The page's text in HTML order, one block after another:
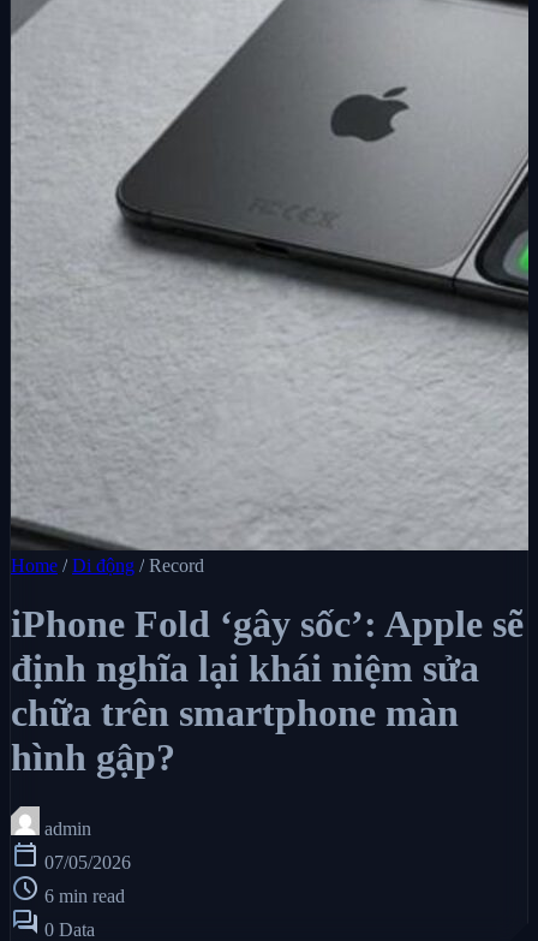
Home / Di động / Record
iPhone Fold ‘gây sốc’: Apple sẽ
định nghĩa lại khái niệm sửa
chữa trên smartphone màn
hình gập?
admin
calendar_today 07/05/2026
schedule 6 min read
forum 0 Data